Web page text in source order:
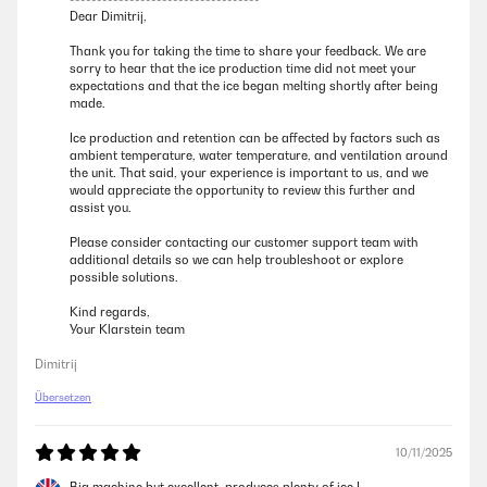
bin ich sehr zufrieden!
Amazon Benutzer – Bewertung durch Chal-Tec GmbH nicht
eigenständig überprüft
Dear Dimitrij,
Thank you for taking the time to share your feedback. We are
sorry to hear that the ice production time did not meet your
expectations and that the ice began melting shortly after being
made.
Ice production and retention can be affected by factors such as
ambient temperature, water temperature, and ventilation around
the unit. That said, your experience is important to us, and we
would appreciate the opportunity to review this further and
assist you.
Please consider contacting our customer support team with
additional details so we can help troubleshoot or explore
possible solutions.
Kind regards,
Your Klarstein team
Dimitrij
Übersetzen
10/11/2025